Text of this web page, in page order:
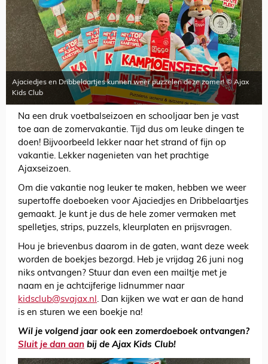
Ajaciedjes en Dribbelaartjes kunnen weer puzzelen deze zomer! © Ajax
Kids Club
Na een druk voetbalseizoen en schooljaar ben je vast
toe aan de zomervakantie. Tijd dus om leuke dingen te
doen! Bijvoorbeeld lekker naar het strand of fijn op
vakantie. Lekker nagenieten van het prachtige
Ajaxseizoen.
Om die vakantie nog leuker te maken, hebben we weer
supertoffe doeboeken voor Ajaciedjes en Dribbelaartjes
gemaakt. Je kunt je dus de hele zomer vermaken met
spelletjes, strips, puzzels, kleurplaten en prijsvragen.
Hou je brievenbus daarom in de gaten, want deze week
worden de boekjes bezorgd. Heb je vrijdag 26 juni nog
niks ontvangen? Stuur dan even een mailtje met je
naam en je achtcijferige lidnummer naar
kidsclub@svajax.nl. Dan kijken we wat er aan de hand
is en sturen we een boekje na!
Wil je volgend jaar ook een zomerdoeboek ontvangen?
Sluit je dan aan bij de Ajax Kids Club!